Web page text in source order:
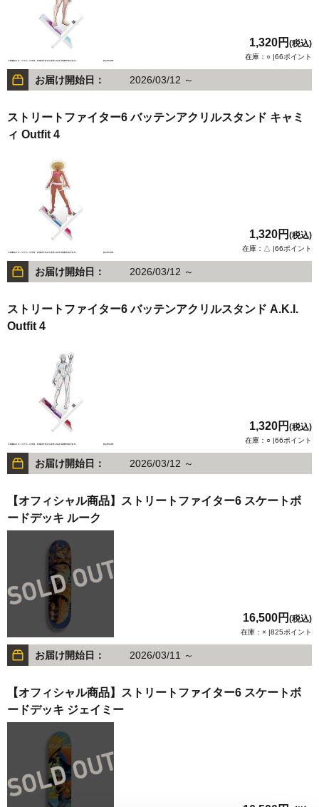
1,320円 (税込)
在庫：○ |66ポイント
お届け開始日： 2026/03/12 ～
ストリートファイター6 バッテンアクリルスタンド キャミ
ィ Outfit 4
1,320円 (税込)
在庫：△ |66ポイント
お届け開始日： 2026/03/12 ～
ストリートファイター6 バッテンアクリルスタンド A.K.I.
Outfit 4
1,320円 (税込)
在庫：○ |66ポイント
お届け開始日： 2026/03/12 ～
【オフィシャル商品】ストリートファイター6 スケートボ
ードデッキ ルーク
16,500円 (税込)
在庫：× |825ポイント
お届け開始日： 2026/03/11 ～
【オフィシャル商品】ストリートファイター6 スケートボ
ードデッキ ジェイミー